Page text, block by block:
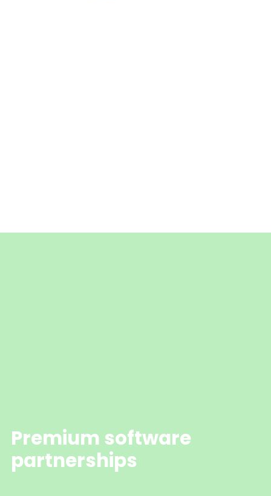
Premium software
partnerships